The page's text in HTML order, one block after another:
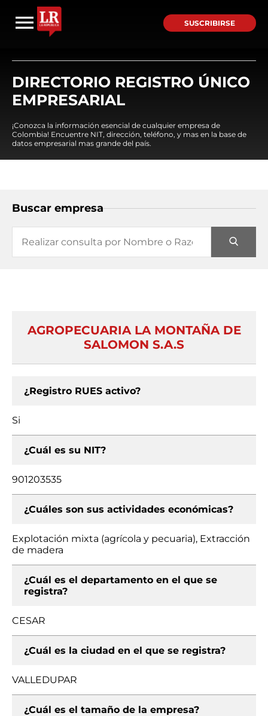
SUSCRIBIRSE
DIRECTORIO REGISTRO ÚNICO
EMPRESARIAL
¡Conozca la información esencial de cualquier empresa de
Colombia! Encuentre NIT, dirección, teléfono, y mas en la base de
datos empresarial mas grande del país.
Buscar empresa
AGROPECUARIA LA MONTAÑA DE
SALOMON S.A.S
¿Registro RUES activo?
Si
¿Cuál es su NIT?
901203535
¿Cuáles son sus actividades económicas?
Explotación mixta (agrícola y pecuaria), Extracción
de madera
¿Cuál es el departamento en el que se
registra?
CESAR
¿Cuál es la ciudad en el que se registra?
VALLEDUPAR
¿Cuál es el tamaño de la empresa?